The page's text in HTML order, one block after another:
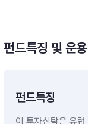
펀드특징 및 운
펀드특징
이 투자신탁은 유